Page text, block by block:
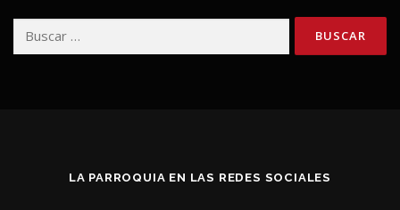
LA PARROQUIA EN LAS REDES SOCIALES